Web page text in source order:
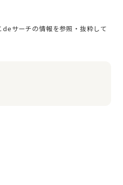
サーチの情報を参照・抜粋して